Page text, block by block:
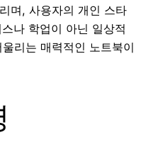
며, 사용자의 개인 스타
나 학업이 아닌 일상적
리는 매력적인 노트북이